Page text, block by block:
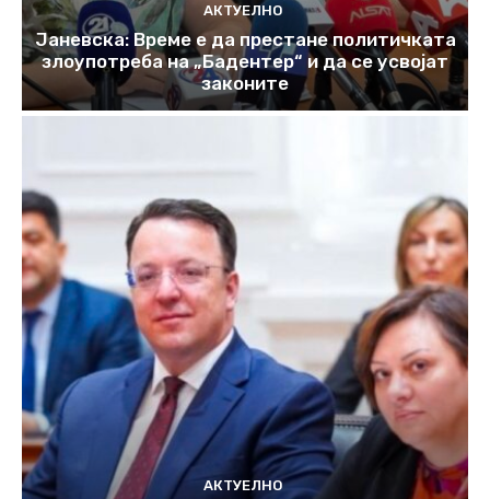
АКТУЕЛНО
Јаневска: Време е да престане политичката
злоупотреба на „Бадентер“ и да се усвојат
законите
АКТУЕЛНО